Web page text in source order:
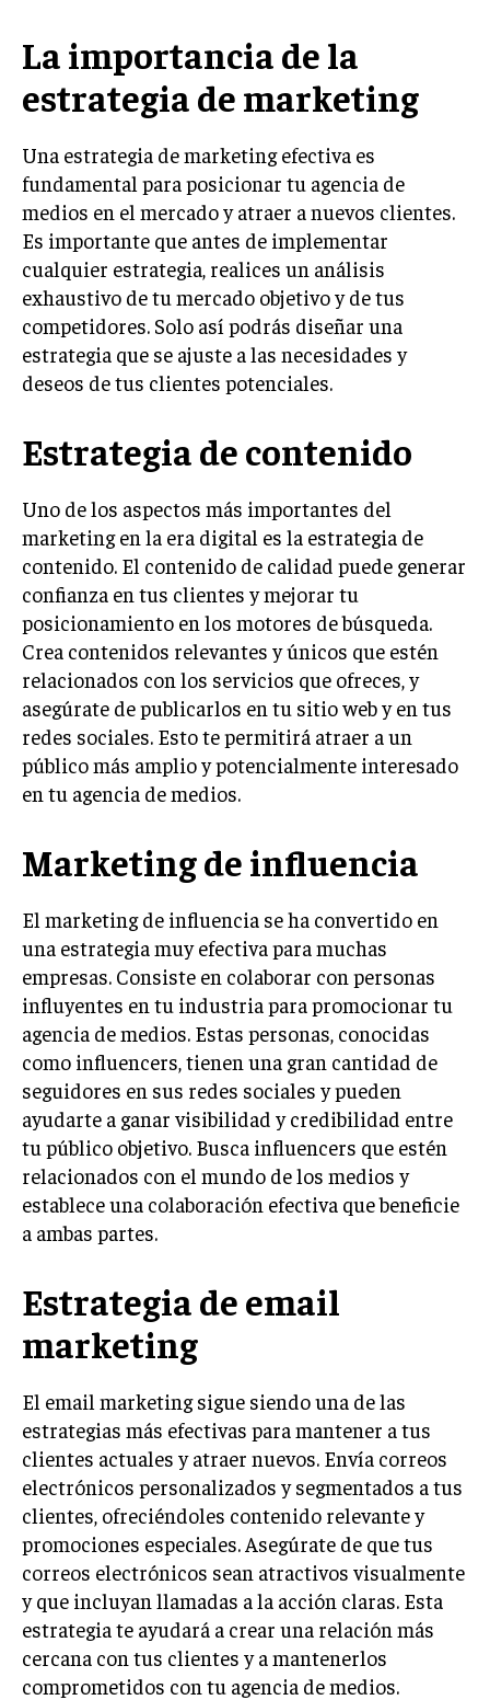
MARKETING
ESTRATEGIAS DE MARKETING
AGENCIAS DE POSICIONAMIENTO WEB SEO
VENTA DE ENLACES
MARKETING DIGITAL
VENTAS Y PERSUASIÓN
GESTIÓN DE PRODUCTOS
GESTIÓN DE MARCA
ANÁLISIS DE COMPETENCIA
GESTIÓN DE CLIENTES
EMPRENDIMIENTO
INNOVACIÓN EMPRESARIAL
GESTIÓN DEL CAMBIO
LIDERAZGO
HABILIDADES DIRECTIVAS
PLANIFICACIÓN EMPRESARIAL
FINANZAS
FINANZAS Y CONTABILIDAD
GESTIÓN DE RECURSOS FINANCIEROS
INVERSIONES Y MERCADOS FINANCIEROS
CONTABILIDAD EMPRESARIAL
ECONOMÍA EMPRESARIAL
INTERNACIONAL
NEGOCIOS INTERNACIONALES
COMERCIO INTERNACIONAL
IMPORTACIÓN Y EXPORTACIÓN
ALIANZAS ESTRATÉGICAS
SOSTENIBILIDAD Y MEDIO AMBIENTE
GESTIÓN DE LA INNOVACIÓN TECNOLÓGICA
TRANSFORMACIÓN DIGITAL
ANALÍTICA EMPRESARIAL Y BUSINESS
INTELLIGENCE
CIBERSEGURIDAD EMPRESARIAL
EMPRESAS FAMILIARES Y SUCESIÓN
La importancia de la
estrategia de marketing
Una estrategia de marketing efectiva es
fundamental para posicionar tu agencia de
medios en el mercado y atraer a nuevos clientes.
Es importante que antes de implementar
cualquier estrategia, realices un análisis
exhaustivo de tu mercado objetivo y de tus
competidores. Solo así podrás diseñar una
estrategia que se ajuste a las necesidades y
deseos de tus clientes potenciales.
Estrategia de contenido
Uno de los aspectos más importantes del
marketing en la era digital es la estrategia de
contenido. El contenido de calidad puede generar
confianza en tus clientes y mejorar tu
posicionamiento en los motores de búsqueda.
Crea contenidos relevantes y únicos que estén
relacionados con los servicios que ofreces, y
asegúrate de publicarlos en tu sitio web y en tus
redes sociales. Esto te permitirá atraer a un
público más amplio y potencialmente interesado
en tu agencia de medios.
Marketing de influencia
El marketing de influencia se ha convertido en
una estrategia muy efectiva para muchas
empresas. Consiste en colaborar con personas
influyentes en tu industria para promocionar tu
agencia de medios. Estas personas, conocidas
como influencers, tienen una gran cantidad de
seguidores en sus redes sociales y pueden
ayudarte a ganar visibilidad y credibilidad entre
tu público objetivo. Busca influencers que estén
relacionados con el mundo de los medios y
establece una colaboración efectiva que beneficie
a ambas partes.
Estrategia de email
marketing
El email marketing sigue siendo una de las
estrategias más efectivas para mantener a tus
clientes actuales y atraer nuevos. Envía correos
electrónicos personalizados y segmentados a tus
clientes, ofreciéndoles contenido relevante y
promociones especiales. Asegúrate de que tus
correos electrónicos sean atractivos visualmente
y que incluyan llamadas a la acción claras. Esta
estrategia te ayudará a crear una relación más
cercana con tus clientes y a mantenerlos
comprometidos con tu agencia de medios.